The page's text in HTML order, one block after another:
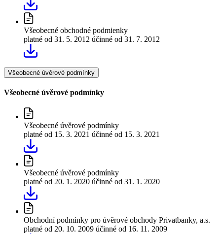
Všeobecné obchodné podmienky
platné od 31. 5. 2012 účinné od 31. 7. 2012
Všeobecné úvěrové podmínky
Všeobecné úvěrové podmínky
Všeobecné úvěrové podmínky
platné od 15. 3. 2021 účinné od 15. 3. 2021
Všeobecné úvěrové podmínky
platné od 20. 1. 2020 účinné od 31. 1. 2020
Obchodní podmínky pro úvěrové obchody Privatbanky, a.s.
platné od 20. 10. 2009 účinné od 16. 11. 2009